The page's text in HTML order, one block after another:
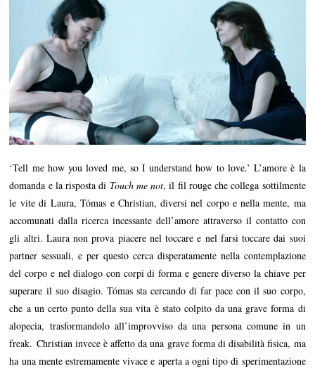
‘Tell me how you loved me, so I understand how to love.’ L’amore è la
domanda e la risposta di Touch me not, il fil rouge che collega sottilmente
le vite di Laura, Tómas e Christian, diversi nel corpo e nella mente, ma
accomunati dalla ricerca incessante dell’amore attraverso il contatto con
gli altri. Laura non prova piacere nel toccare e nel farsi toccare dai suoi
partner sessuali, e per questo cerca disperatamente nella contemplazione
del corpo e nel dialogo con corpi di forma e genere diverso la chiave per
superare il suo disagio. Tómas sta cercando di far pace con il suo corpo,
che a un certo punto della sua vita è stato colpito da una grave forma di
alopecia, trasformandolo all’improvviso da una persona comune in un
freak. Christian invece è affetto da una grave forma di disabilità fisica, ma
ha una mente estremamente vivace e aperta a ogni tipo di sperimentazione